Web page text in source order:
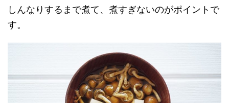
しんなりするまで煮て、煮すぎないのがポイントで
す。